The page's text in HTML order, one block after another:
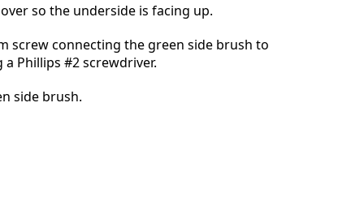
so the underside is facing up.
screw connecting the green side brush to
a Phillips #2 screwdriver.
side brush.